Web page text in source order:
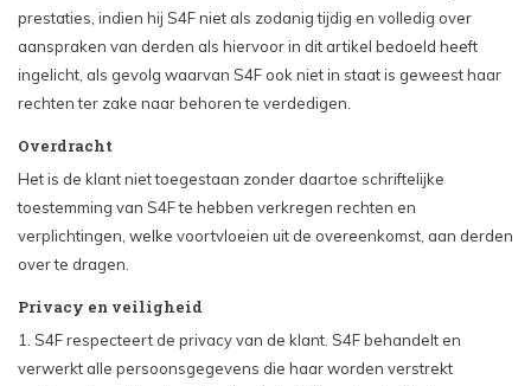
prestaties, indien hij S4F niet als zodanig tijdig en volledig over
aanspraken van derden als hiervoor in dit artikel bedoeld heeft
ingelicht, als gevolg waarvan S4F ook niet in staat is geweest haar
rechten ter zake naar behoren te verdedigen.
Overdracht
Het is de klant niet toegestaan zonder daartoe schriftelijke
toestemming van S4F te hebben verkregen rechten en
verplichtingen, welke voortvloeien uit de overeenkomst, aan derden
over te dragen.
Privacy en veiligheid
1. S4F respecteert de privacy van de klant. S4F behandelt en
verwerkt alle persoonsgegevens die haar worden verstrekt